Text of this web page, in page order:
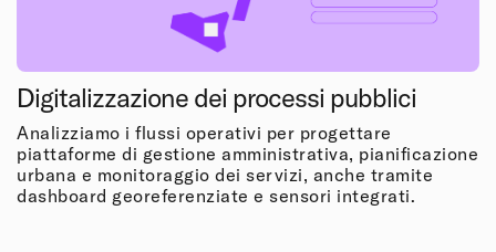
Digitalizzazione dei processi pubblici
Analizziamo i flussi operativi per progettare
piattaforme di gestione amministrativa, pianificazione
urbana e monitoraggio dei servizi, anche tramite
dashboard georeferenziate e sensori integrati.